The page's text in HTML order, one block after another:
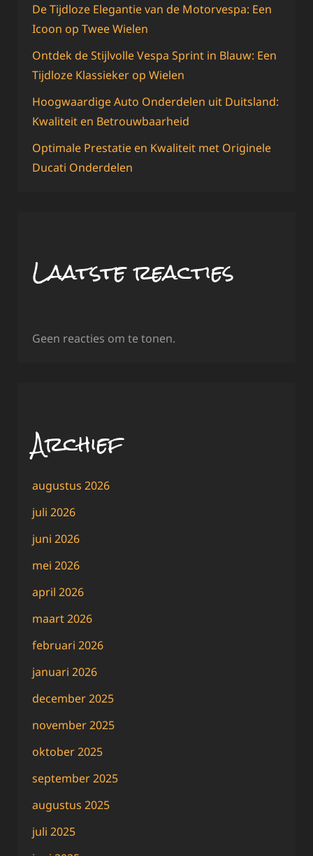
De Tijdloze Elegantie van de Motorvespa: Een
Icoon op Twee Wielen
Ontdek de Stijlvolle Vespa Sprint in Blauw: Een
Tijdloze Klassieker op Wielen
Hoogwaardige Auto Onderdelen uit Duitsland:
Kwaliteit en Betrouwbaarheid
Optimale Prestatie en Kwaliteit met Originele
Ducati Onderdelen
Laatste reacties
Geen reacties om te tonen.
Archief
augustus 2026
juli 2026
juni 2026
mei 2026
april 2026
maart 2026
februari 2026
januari 2026
december 2025
november 2025
oktober 2025
september 2025
augustus 2025
juli 2025